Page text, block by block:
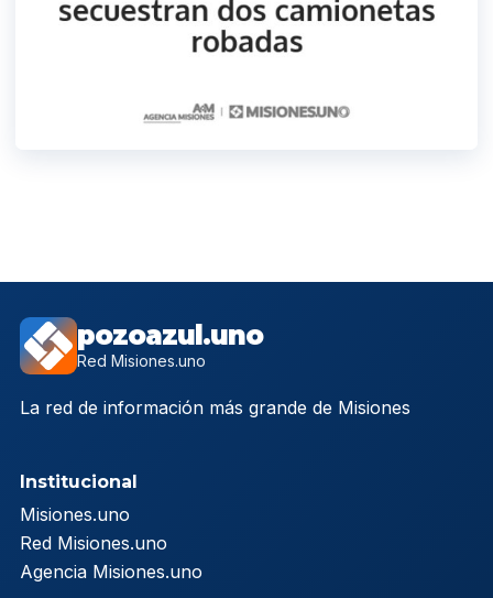
pozoazul.uno
Red Misiones.uno
La red de información más grande de Misiones
Institucional
Misiones.uno
Red Misiones.uno
Agencia Misiones.uno